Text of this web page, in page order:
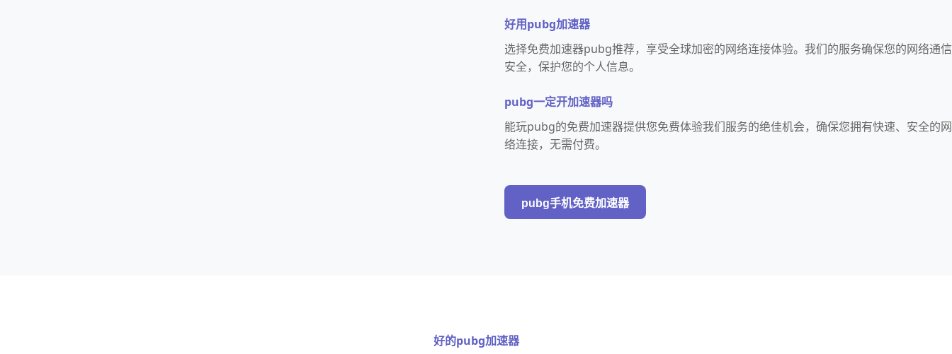
好用pubg加速器
选择免费加速器pubg推荐，享受全球加密的网络连接体验。我们的服务确保您的网络通信
安全，保护您的个人信息。
pubg一定开加速器吗
能玩pubg的免费加速器提供您免费体验我们服务的绝佳机会，确保您拥有快速、安全的网
络连接，无需付费。
pubg手机免费加速器
好的pubg加速器